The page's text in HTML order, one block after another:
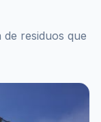
residuos que